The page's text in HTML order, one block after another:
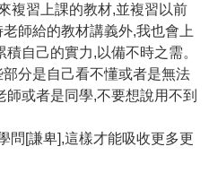
複習上課的教材,並複習以前
師給的教材講義外,我也會上
自己的實力,以備不時之需。
分是自己看不懂或者是無法
或者是同學,不要想說用不到
問[謙卑],這樣才能吸收更多更